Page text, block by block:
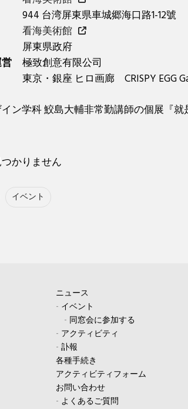
944 台湾屏東県車城郷海口路1-12號
看海美術館
屏東県政府
極致創意有限公司
東京・銀座 ヒロ画廊 CRISPY EGG
ン学科 鮫島大輔非常勤講師の個展『
かりません
イベント
ニュース
- イベント
- 同窓会に参加する
- アクティビティ
- 訃報
各種手続き
アクティビティフォーム
お問い合わせ
- よくあるご質問